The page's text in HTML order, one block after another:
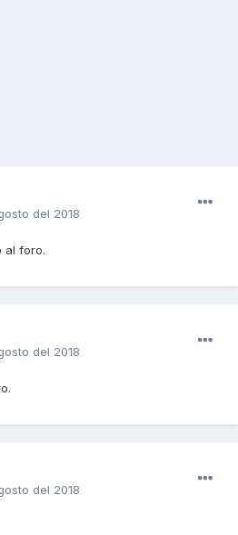
del 2018
al foro.
del 2018
del 2018